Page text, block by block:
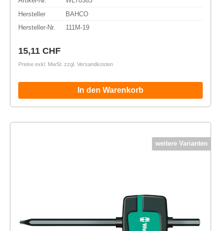
Hersteller
BAHCO
Hersteller-Nr.
111M-19
Regulärer Preis:
15,11 CHF
Preise exkl. MwSt. zzgl. Versandkosten
In den Warenkorb
weitere Varianten